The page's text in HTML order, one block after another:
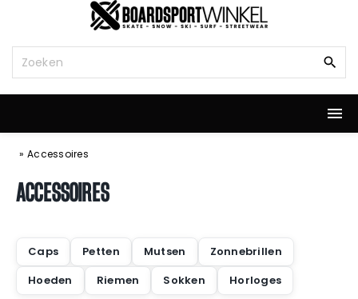
r
e
k
a
» Accessoires
ACCESSOIRES
Caps Petten Mutsen
Zonnebrillen
Hoeden
Riemen Sokken Horloges